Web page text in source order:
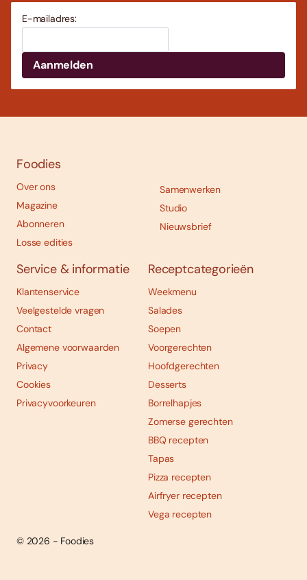
E-mailadres:
Foodies
Over ons
Magazine
Abonneren
Losse edities
Samenwerken
Studio
Nieuwsbrief
Service & informatie
Klantenservice
Veelgestelde vragen
Contact
Algemene voorwaarden
Privacy
Cookies
Privacyvoorkeuren
Receptcategorieën
Weekmenu
Salades
Soepen
Voorgerechten
Hoofdgerechten
Desserts
Borrelhapjes
Zomerse gerechten
BBQ recepten
Tapas
Pizza recepten
Airfryer recepten
Vega recepten
© 2026 - Foodies